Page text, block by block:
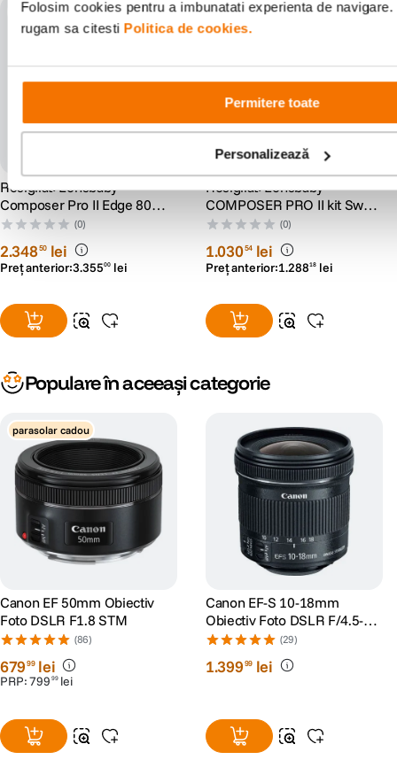
Folosim cookies pentru a imbunatati experienta de
rugam sa citesti Politica de cookies.
Permitere toate
Personalizează
Resigilat
Resigilat: Lensbaby
Composer Pro II Edge 80
Montura Canon EF -
RS125030404-1
(0)
2.34850 lei
Preț anterior:3.35500 lei
Resigilat
Resigilat: Lensbaby
COMPOSER PRO II kit Sweet
50 Sony A - RS125030400-1
(0)
1.03054 lei
Preț anterior:1.28818 lei
Populare în aceeași categorie
parasolar cadou
Canon EF 50mm Obiectiv
Foto DSLR F1.8 STM
(86)
67999 lei
PRP:799 99 lei
Canon EF-S 10-18mm
Obiectiv Foto DSLR F/4.5-5.6
IS STM
(29)
1.39999 lei